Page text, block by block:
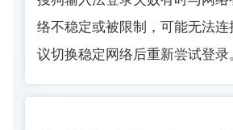
络不稳定或被限制，可能无法
议切换稳定网络后重新尝试登录。